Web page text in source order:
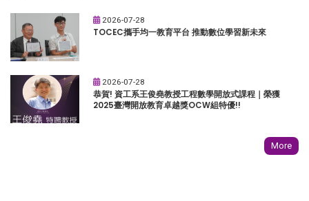
2026-07-28
TOCEC攜手均一教育平台 推動數位學習新未來
2026-07-28
恭賀! 資工系王俊堯教授工程數學開放式課程｜榮獲
2025臺灣開放教育卓越獎OCW組特優!!
More